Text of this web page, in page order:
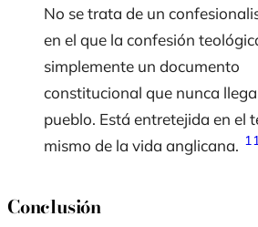
No se trata de un
en el que la confesión
simplemente un documento
constitucional que nunca
pueblo. Está entretejida en el
mismo de la vida anglicana.
Conclusión